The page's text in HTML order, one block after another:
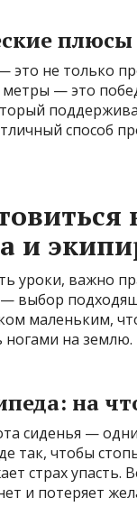
не только
— это
способ
и
уроки, важно
выбор
маленьким,
ногами на землю.
на
сиденья —
так, чтобы
страх
и потеряет